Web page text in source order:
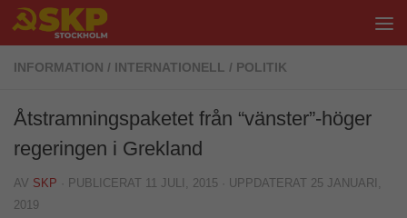
Hoppa till innehåll
INFORMATION / INTERNATIONELL / POLITIK
Åtstramningspaketet från “vänster”-höger
regeringen i Grekland
AV SKP · PUBLICERAT 11 JULI, 2015 · UPPDATERAT 25 JANUARI,
2019